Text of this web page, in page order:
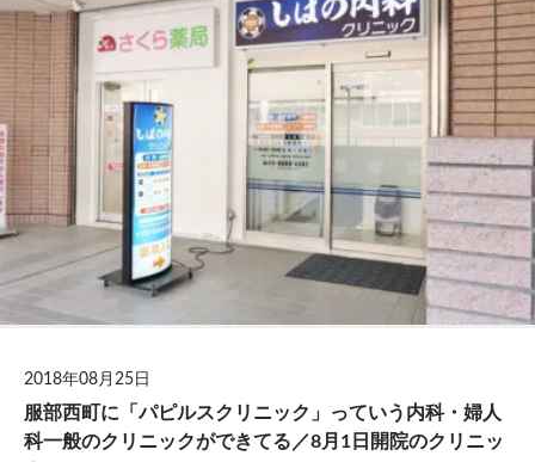
2018年08月25日
服部西町に「パピルスクリニック」っていう内科・婦人
科一般のクリニックができてる／8月1日開院のクリニッ